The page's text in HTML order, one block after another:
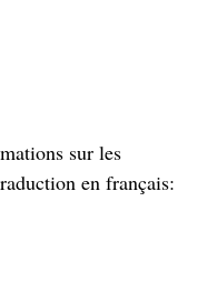
sur les
en français: